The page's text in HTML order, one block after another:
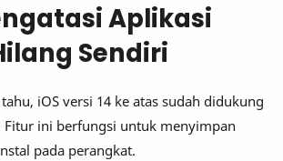
Aplikasi
Sendiri
iOS versi 14 ke atas sudah didukung
ini berfungsi untuk menyimpan
pada perangkat.